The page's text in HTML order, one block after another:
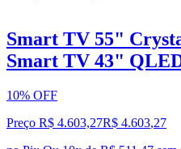
Smart TV 55"
Smart TV 43"
10% OFF
Preço R$ 4.603,27R$ 4.603,27